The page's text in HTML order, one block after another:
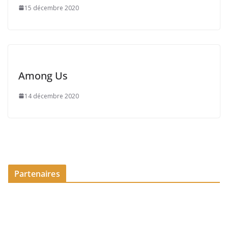
15 décembre 2020
Among Us
14 décembre 2020
Partenaires